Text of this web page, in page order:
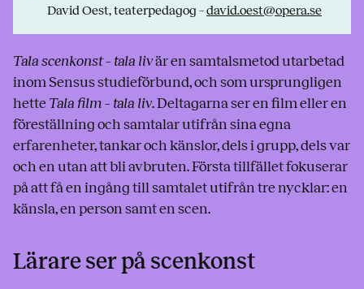
David Oest, teaterpedagog –david.oest@opera.se
Tala scenkonst – tala livär en samtalsmetod utarbetad
inom Sensus studieförbund, och som ursprungligen
hette Tala film – tala liv. Deltagarna ser en film eller en
föreställning och samtalar utifrån sina egna
erfarenheter, tankar och känslor, dels i grupp, dels var
och en utan att bli avbruten. Första tillfället fokuserar
på att få en ingång till samtalet utifrån tre nycklar: en
känsla, en person samt en scen.
Lärare ser på scenkonst